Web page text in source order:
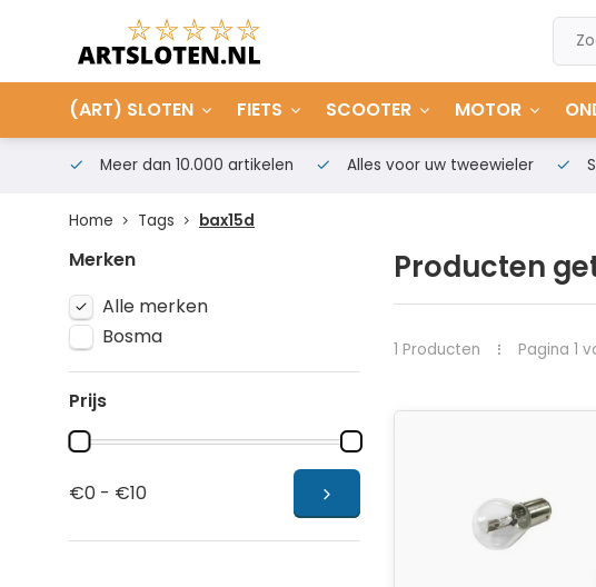
(ART) SLOTEN FIETS SCOOTER MOTOR
Meer dan 10.000 artikelen Alles voor uw tweewieler
Home Tags bax15d
Merken
Alle merken
Bosma
Prijs
€0 - €10
Producten
1 Producten Pagina 1